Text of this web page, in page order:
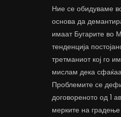
Ние се обидуваме
основа да
имаат Бугарите во
тенденција
третманиот кој го
мислам дека
Проблемите се
договореното од 1
мерките на